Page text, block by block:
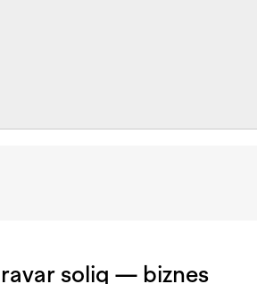
soliq — biznes